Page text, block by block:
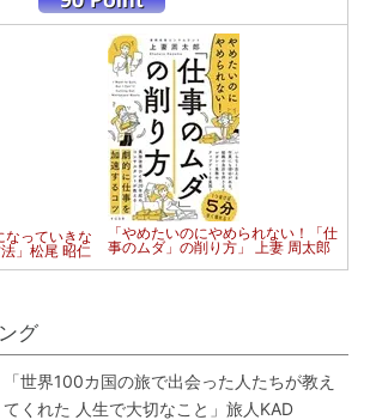
なっていきな
」松尾 昭仁
「やめたいのにやめられない！「仕
事のムダ」の削り方」 上妻 周太郎
グ
「世界100カ国の旅で出会った人たちが教え
てくれた 人生で大切なこと」旅人KAD